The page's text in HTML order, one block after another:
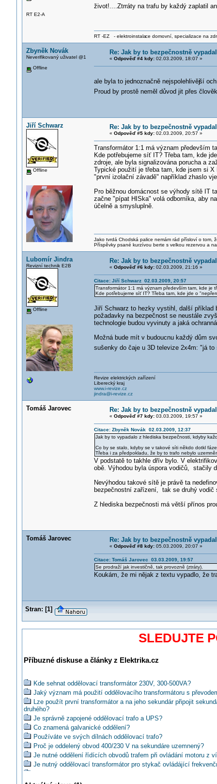
RT E2-A
život!....Ztrráty na trafu by každý zaplatil
RT -EZ - elektroinstalace domovní, specializace na
Zbyněk Novák
Neverifikovaný uživatel @1
Offline
Re: Jak by to bezpečnostně
« Odpověď #4 kdy:02.03.2009, 18:07 »
ale byla to jednoznačně nejspolehlivější
Proud by prostě neměl důvod jit přes
Jiří Schwarz
Offline
Re: Jak by to bezpečnostně
« Odpověď #5 kdy:02.03.2009, 20:57 »
Transformátor 1:1 má význam především
Kde potřebujeme síť IT? Třeba tam, kde
zdroje, ale byla signalizována porucha a
Typické použití je třeba tam, kde jsem si
"první izolační závadě" například zhaslo
Pro běžnou domácnost se výhody sítě IT
začne "pípat HISka" volá odborníka, aby
účelně a smysluplně.
Jako tvrdá Chodská palice nemám rád přísloví o tom,
Příspěvky psané kurzívou berte s velkou rezervou a
Lubomír Jindra
Revizní technik E2B
Offline
Re: Jak by to bezpečnostně
« Odpověď #6 kdy:02.03.2009, 21:16 »
Citace: Jiří Schwarz 02.03.2009, 20:57
Transformátor 1:1 má význam především tam, kde je
Kde potřebujeme síť IT? Třeba tam, kde jde o
Jiří Schwarz to hezky vystihl, další příklad
požadavky na bezpečnost se neustále
technologie budou vyvinuty a jaká
Možná bude mít v budoucnu každý dům
sušenky do čaje u 3D televize 2x4m: "já
Revize elektrických zařízení
Liberecký kraj
www.i-revize.cz
jindra@i-revize.cz
Tomáš Jarovec Re: Jak by to bezpečnostně
« Odpověď #7 kdy:03.03.2009, 19:57 »
Citace: Zbyněk Novák 02.03.2009, 12:37
Jak by to vypadalo z hlediska bezpečnosti, kdyby
Co by se stalo, kdyby se v takové síti někdo dotkl
Třeba i za předpokladu, že by to trafo nebylo
V podstatě to takhle dřív bylo. V
obě. Výhodou byla úspora vodičů, stačily
Nevýhodou takové sítě je právě ta
bezpečnostní zařízení, tak se druhý vodič
Z hlediska bezpečnosti má větší přínos
Tomáš Jarovec Re: Jak by to bezpečnostně
« Odpověď #8 kdy:05.03.2009, 20:07 »
Citace: Tomáš Jarovec 03.03.2009, 19:57
Se prodraží jak investičně, tak provozně (ztráty).
Koukám, že mi nějak z textu vypadlo, že
Stran: [1]
SLEDUJTE
Příbuzné diskuse a články z Elektrika.cz
Kde sehnat oddělovací transformátor 230V, 300-500VA?
Jaký význam má použití oddělovacího transformátoru s
Lze použít první transformátor a na jeho sekundár připojit
druhého?
Je správně zapojené oddělovací trafo a UPS?
Co znamená galvanické oddělení?
Používáte ve svých dílnách oddělovací trafo?
Proč je oddelený obvod 400/230 V na sekundáre uzemnený?
Je nutné oddělení řídících obvodů trafem při ovládání motoru z
Je nutný oddělovací transformátor pro stykač ovládájící